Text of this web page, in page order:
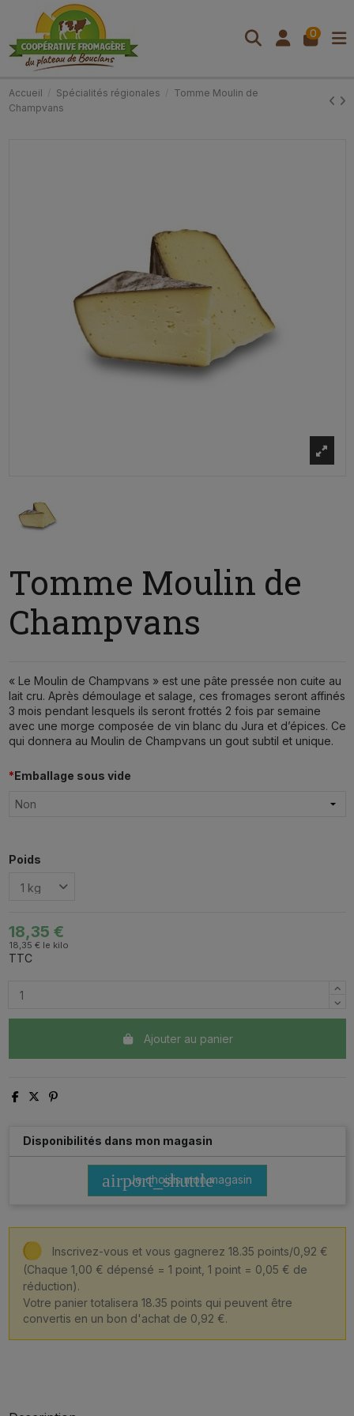
0
Accueil Spécialités régionales
Tomme Moulin de
Champvans
Tomme Moulin de
Champvans
« Le Moulin de Champvans » est une pâte pressée non cuite au
lait cru. Après démoulage et salage, ces fromages seront affinés
3 mois pendant lesquels ils seront frottés 2 fois par semaine
avec une morge composée de vin blanc du Jura et d’épices. Ce
qui donnera au Moulin de Champvans un gout subtil et unique.
*Emballage sous vide
Non
Poids
18,35 €
18,35 € le kilo
TTC
Ajouter au panier
Disponibilités dans mon magasin
airport_shuttle
Je choisis mon magasin
Inscrivez-vous et vous gagnerez 18.35 points/0,92 €
(Chaque 1,00 € dépensé = 1 point, 1 point = 0,05 € de
réduction).
Votre panier totalisera 18.35 points qui peuvent être
convertis en un bon d'achat de 0,92 €.